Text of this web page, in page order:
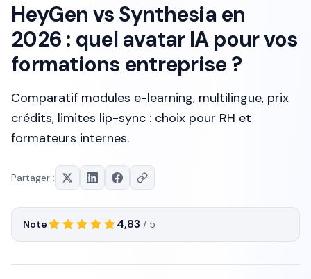
HeyGen vs Synthesia en
2026 : quel avatar IA pour vos
formations entreprise ?
Comparatif modules e-learning, multilingue, prix
crédits, limites lip-sync : choix pour RH et
formateurs internes.
Partager :
Note 4,83 / 5